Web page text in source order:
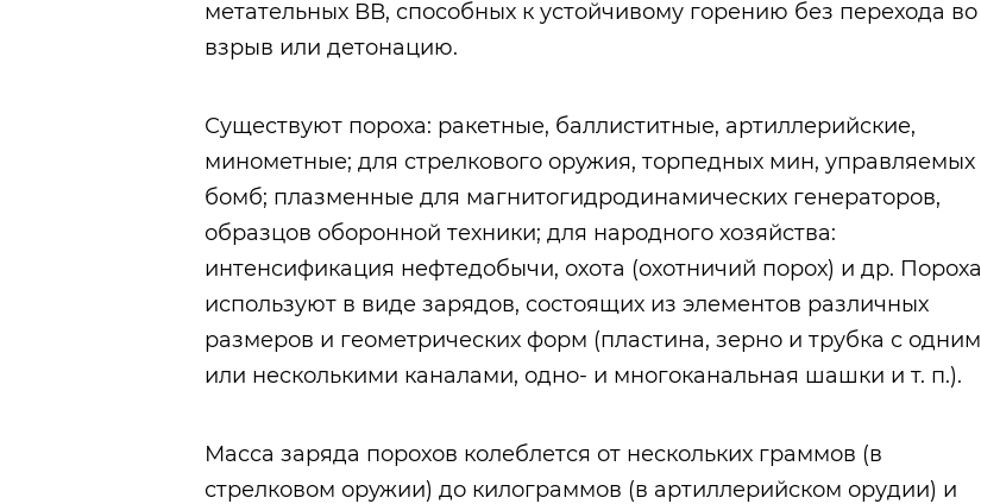
метательных ВВ, способных к устойчивому горению без перехода во
взрыв или детонацию.
Существуют пороха: ракетные, баллиститные, артиллерийские,
минометные; для стрелкового оружия, торпедных мин, управляемых
бомб; плазменные для магнитогидродинамических генераторов,
образцов оборонной техники; для народного хозяйства:
интенсификация нефтедобычи, охота (охотничий порох) и др. Пороха
используют в виде зарядов, состоящих из элементов различных
размеров и геометрических форм (пластина, зерно и трубка с одним
или несколькими каналами, одно- и многоканальная шашки и т. п.).
Масса заряда порохов колеблется от нескольких граммов (в
стрелковом оружии) до килограммов (в артиллерийском орудии) и